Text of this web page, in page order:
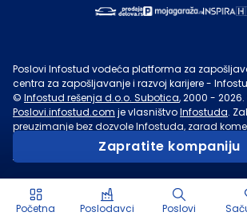
Zapratite kompaniju
Poslovi Infostud vodeća platforma za
centra za zapošljavanje i razvoj karijere -
© Infostud rešenja d.o.o. Subotica, 2000 - 2026
Poslovi.infostud.com je vlasništvoInfostuda.
preuzimanje bez dozvoleInfostuda, zarad
u druge svrhe, osim za lične potrebe posetilaca
Početna Poslodavci Poslovi